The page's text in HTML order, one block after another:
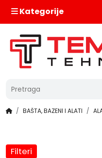
Kategorije
BAŠTA, BAZENI I ALATI
Filteri